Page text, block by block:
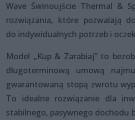
Wave Świnoujście Thermal &
rozwiązania, które pozwalają
do indywidualnych potrzeb i
Model „Kup & Zarabiaj” to
długoterminową umową
gwarantowaną stopą zwrotu
To idealne rozwiązanie dla
stabilnego, pasywnego dochodu